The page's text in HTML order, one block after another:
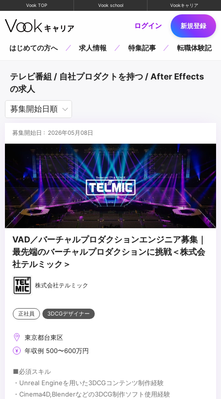
Vook TOP Vook school Vookキャリア
ログイン 新規登録
はじめての方へ 求人情報 特集記事 転職体験記
テレビ番組 / 自社プロダクトを持つ / After Effects
の求人
募集開始日 : 2026年05月08日
VAD／バーチャルプロダクションエンジニア募集｜
最先端のバーチャルプロダクションに挑戦＜株式会
社テルミック＞
株式会社テルミック
正社員 3DCGデザイナー
東京都台東区
年収例 500〜600万円
■必須スキル
・Unreal Engineを用いた3DCGコンテンツ制作経験
・Cinema4D,Blenderなどの3DCG制作ソフト使用経験